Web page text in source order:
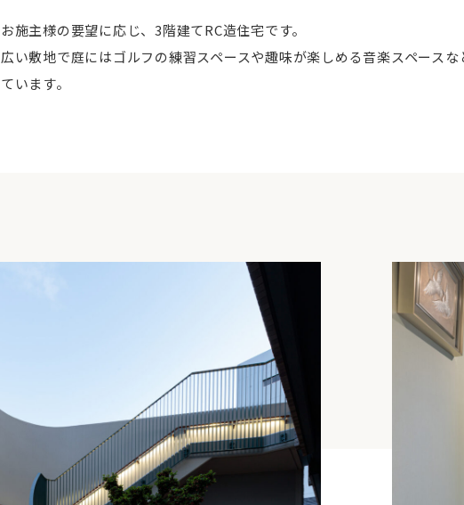
お施主様の要望に応じ、3階建てRC造住宅です。
広い敷地で庭にはゴルフの練習スペースや趣味が楽しめる音楽スペース
ています。